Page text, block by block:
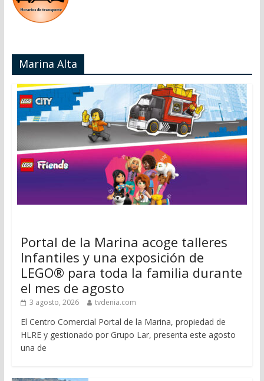
Marina Alta
Portal de la Marina acoge talleres
Infantiles y una exposición de
LEGO® para toda la familia durante
el mes de agosto
3 agosto, 2026 tvdenia.com
El Centro Comercial Portal de la Marina, propiedad de
HLRE y gestionado por Grupo Lar, presenta este agosto
una de